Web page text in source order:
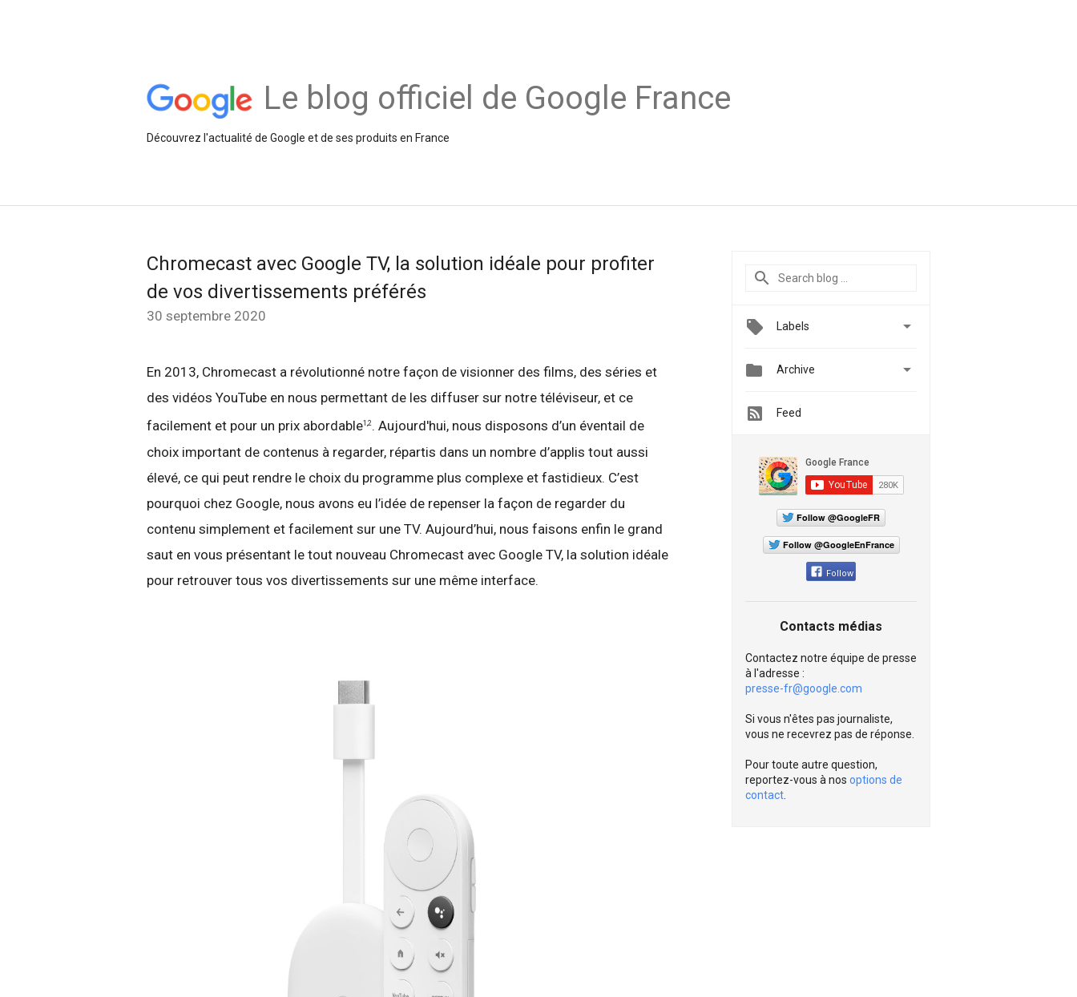
Le blog officiel de Google France
Découvrez l'actualité de Google et de ses produits en France
Chromecast avec Google TV, la solution idéale pour profiter
de vos divertissements préférés
30 septembre 2020
En 2013, Chromecast a révolutionné notre façon de visionner des films, des séries et
des vidéos YouTube en nous permettant de les diffuser sur notre téléviseur, et ce
facilement et pour un prix abordable1,2. Aujourd'hui, nous disposons d’un éventail de
choix important de contenus à regarder, répartis dans un nombre d’applis tout aussi
élevé, ce qui peut rendre le choix du programme plus complexe et fastidieux. C’est
pourquoi chez Google, nous avons eu l’idée de repenser la façon de regarder du
contenu simplement et facilement sur une TV. Aujourd’hui, nous faisons enfin le grand
saut en vous présentant le tout nouveau Chromecast avec Google TV, la solution idéale
pour retrouver tous vos divertissements sur une même interface.
Labels 
 Archive 
Feed
Follow @GoogleFR
Follow @GoogleEnFrance
Follow
Contacts médias
Contactez notre équipe de presse
à l'adresse :
presse-fr@google.com
Si vous n'êtes pas journaliste,
vous ne recevrez pas de réponse.
Pour toute autre question,
reportez-vous à nos options de
contact